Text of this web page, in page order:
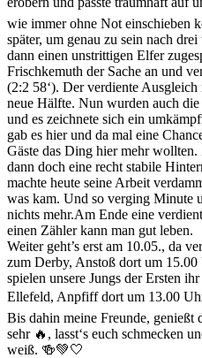
wie immer ohne Not einschieben
später, um genau zu sein nach
dann einen unstrittigen Elfer
Frischkemuth der Sache an und
(2:2 58‘). Der verdiente
neue Hälfte. Nun wurden auch
und es zeichnete sich ein
gab es hier und da mal eine
Gäste das Ding hier mehr
dann doch eine recht stabile
machte heute seine Arbeit
was kam. Und so verging Minute
nichts mehr.Am Ende eine
einen Zähler kann man gut leben.
Weiter geht’s erst am 10.05., da
zum Derby, Anstoß dort um
spielen unsere Jungs der Ersten
Ellefeld, Anpfiff dort um 13.00
Bis dahin meine Freunde, genießt
sehr 🔥, lasst‘s euch schmecken
weiß. 🍻💚🤍